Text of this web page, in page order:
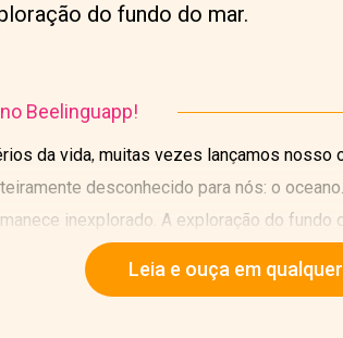
do fundo do mar.
Beelinguapp!
da vida, muitas vezes lançamos nosso
desconhecido para nós: o oceano.
inexplorado. A exploração do
o primeiro submarino.
Leia e ouça em